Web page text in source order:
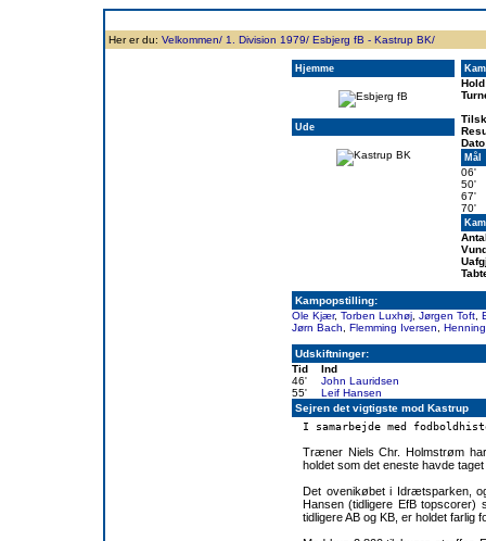
Her er du: Velkommen/ 1. Division 1979/ Esbjerg fB - Kastrup BK/
Hjemme
Ude
Mål
06'
50'
67'
70'
Kampopstilling:
Ole Kjær, Torben Luxhøj Jørgen Toft
Jørn Bach
Flemming Iversen
Udskiftninger:
Tid
Ind
46'
John Lauridsen
55'
Leif Hansen
Sejren det vigtigste mod Kastrup
I samarbejde med
Træner Niels Chr. Holmstrøm
holdet som det eneste havde
Det ovenikøbet i Idrætsparken,
Hansen (tidligere EfB topscorer)
tidligere AB og KB, er holdet